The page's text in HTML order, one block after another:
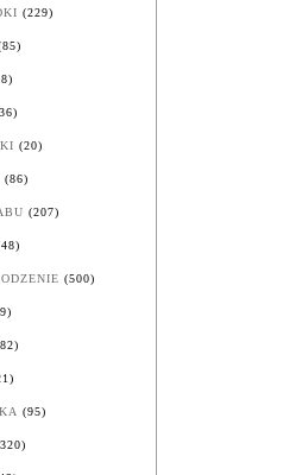
(229)
(20)
(86)
(207)
(500)
(95)